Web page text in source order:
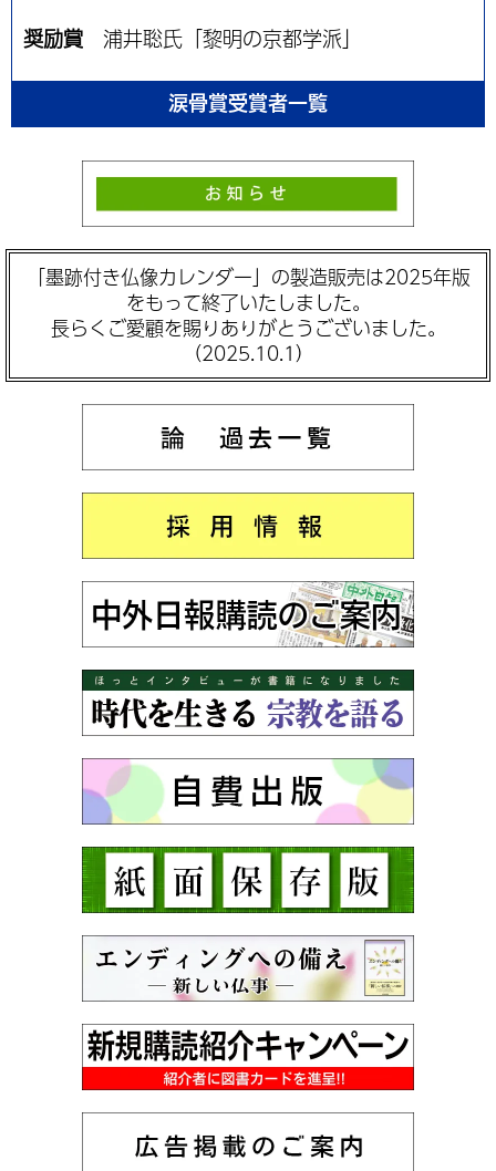
奨励賞 浦井聡氏「黎明の京都学派」
涙骨賞受賞者一覧
「墨跡付き仏像カレンダー」の製造販売は2025年版
をもって終了いたしました。
長らくご愛顧を賜りありがとうございました。
（2025.10.1）